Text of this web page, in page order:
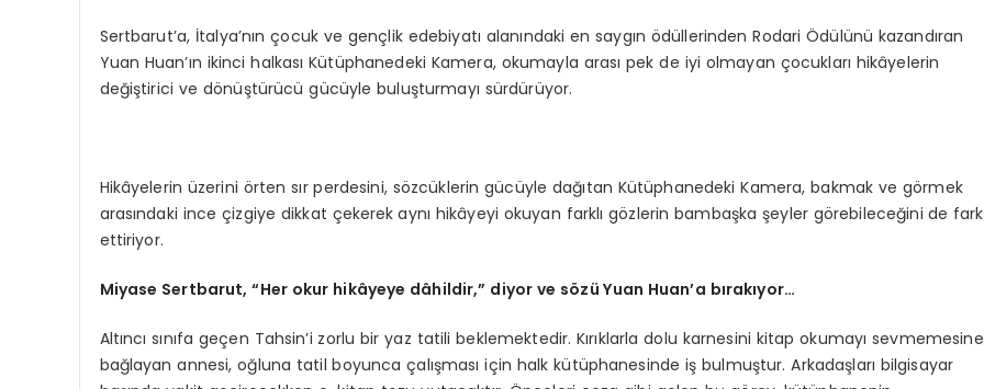
Sertbarut’a, İtalya’nın çocuk ve gençlik edebiyatı alanındaki en saygın ödüllerinden Rodari Ödülünü kazandıran
Yuan Huan’ın ikinci halkası Kütüphanedeki Kamera, okumayla arası pek de iyi olmayan çocukları hikâyelerin
değiştirici ve dönüştürücü gücüyle buluşturmayı sürdürüyor.
Hikâyelerin üzerini örten sır perdesini, sözcüklerin gücüyle dağıtan Kütüphanedeki Kamera, bakmak ve görmek
arasındaki ince çizgiye dikkat çekerek aynı hikâyeyi okuyan farklı gözlerin bambaşka şeyler görebileceğini de fark
ettiriyor.
Miyase Sertbarut,“Her okur hikâyeye dâhildir,” diyor ve sözü Yuan Huan’a bırakıyor…
Altıncı sınıfa geçen Tahsin’i zorlu bir yaz tatili beklemektedir. Kırıklarla dolu karnesini kitap okumayı sevmemesine
bağlayan annesi, oğluna tatil boyunca çalışması için halk kütüphanesinde iş bulmuştur. Arkadaşları bilgisayar